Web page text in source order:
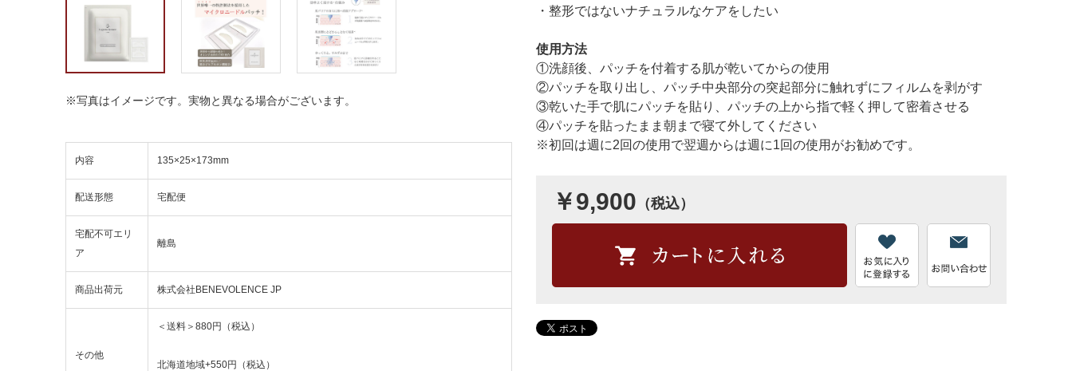
※写真はイメージです。実物と異なる場合がございます。
内容 135×25×173mm
配送形態 宅配便
宅配不可エリ
ア
離島
商品出荷元 株式会社BENEVOLENCE JP
その他
＜送料＞880円（税込）
北海道地域+550円（税込）
・整形ではないナチュラルなケアをしたい
使用方法
①洗顔後、パッチを付着する肌が乾いてからの使用
②パッチを取り出し、パッチ中央部分の突起部分に触れずにフィルムを剥がす
③乾いた手で肌にパッチを貼り、パッチの上から指で軽く押して密着させる
④パッチを貼ったまま朝まで寝て外してください
※初回は週に2回の使用で翌週からは週に1回の使用がお勧めです。
￥9,900 （税込）